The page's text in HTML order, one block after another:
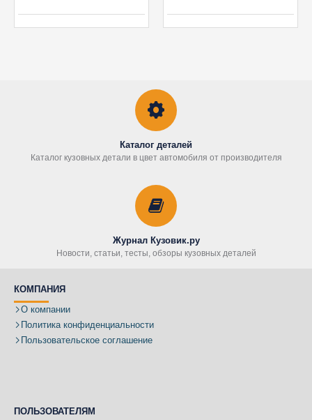
Каталог деталей
Каталог кузовных детали в цвет автомобиля от производителя
Журнал Кузовик.ру
Новости, статьи, тесты, обзоры кузовных деталей
КОМПАНИЯ
О компании
Политика конфиденциальности
Пользовательское соглашение
ПОЛЬЗОВАТЕЛЯМ